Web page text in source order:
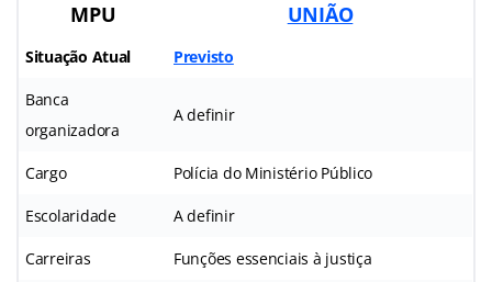
MPU
UNIÃO
Situação Atual Previsto
Banca
organizadora
A definir
Cargo Polícia do Ministério Público
Escolaridade A definir
Carreiras Funções essenciais à justiça